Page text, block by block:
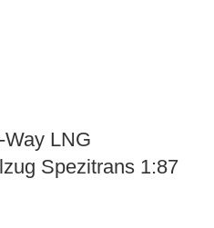
Way LNG
Spezitrans 1:87